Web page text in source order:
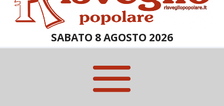
SABATO 8 AGOSTO 2026